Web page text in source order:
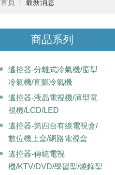
首頁 最新消息
商品系列
遙控器-分離式冷氣機/窗型
冷氣機/直膨冷氣機
遙控器-液晶電視機/薄型電
視機/LCD/LED
遙控器-第四台有線電視盒/
數位機上盒/網路電視盒
遙控器-傳統電視
機/KTV/DVD/學習型/燒錄型